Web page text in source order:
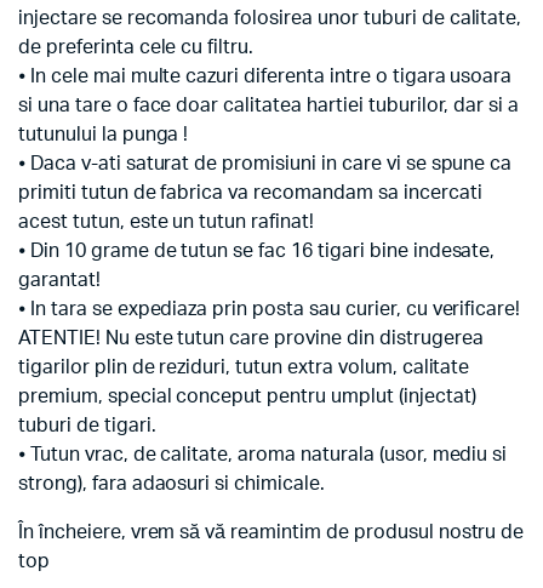
injectare se recomanda folosirea unor tuburi de calitate,
de preferinta cele cu filtru.
⦁ In cele mai multe cazuri diferenta intre o tigara usoara
si una tare o face doar calitatea hartiei tuburilor, dar si a
tutunului la punga !
⦁ Daca v-ati saturat de promisiuni in care vi se spune ca
primiti tutun de fabrica va recomandam sa incercati
acest tutun, este un tutun rafinat!
⦁ Din 10 grame de tutun se fac 16 tigari bine indesate,
garantat!
⦁ In tara se expediaza prin posta sau curier, cu verificare!
ATENTIE! Nu este tutun care provine din distrugerea
tigarilor plin de reziduri, tutun extra volum, calitate
premium, special conceput pentru umplut (injectat)
tuburi de tigari.
⦁ Tutun vrac, de calitate, aroma naturala (usor, mediu si
strong), fara adaosuri si chimicale.
În încheiere, vrem să vă reamintim de produsul nostru de
top